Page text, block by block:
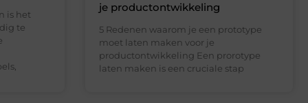
is het
te
je productontwikkeling
5 Redenen waarom je een prototype
moet laten maken voor je
productontwikkeling Een prorotype
laten maken is een cruciale stap